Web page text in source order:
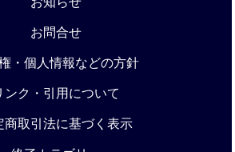
お問合せ
・個人情報などの方針
ンク・引用について
商取引法に基づく表示